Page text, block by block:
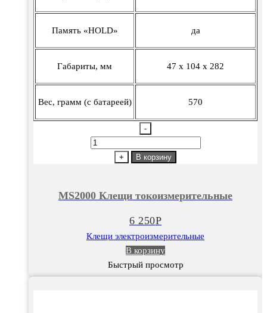
Память «HOLD» да
Габариты, мм 47 х 104 х 282
Вес, грамм (с батареей) 570
-
Количество
токоизмерительные
+ В корзину
MS2000 Клещи токоизмерительные
6 250Р
Клещи электроизмерительные
В корзину
Быстрый просмотр